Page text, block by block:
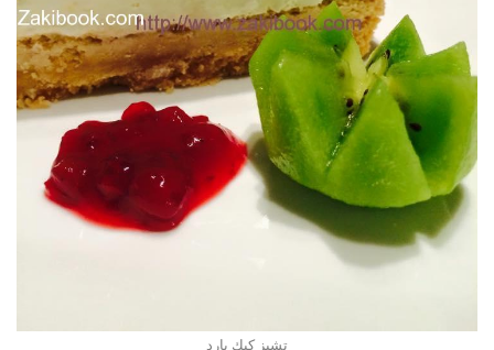
تشيز كيك بارد